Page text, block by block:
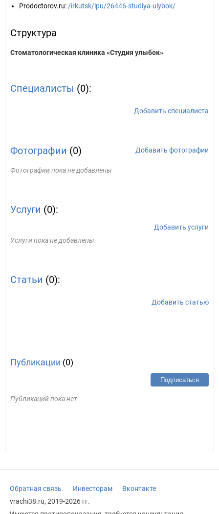
Prodoctorov.ru: /irkutsk/lpu/26446-studiya-ulybok/
Структура
Стоматологическая клиника «Студия улыбок»
Специалисты (0):
Добавить специалиста
Фотографии (0) Добавить фотографии
Фотографии пока не добавлены
Услуги (0):
Добавить услуги
Услуги пока не добавлены
Статьи (0):
Добавить статью
Публикации (0)
Подписаться
Публикаций пока нет
Обратная связь Инвесторам
Вконтакте
vrachi38.ru, 2019-2026 гг.